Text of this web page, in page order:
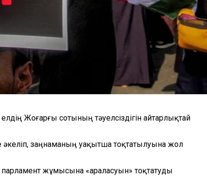
Жоғарғы сотының тәуелсіздігін айтарлықтай
заңнаманың уақытша тоқтатылуына жол
парламент жұмысына «араласуын» тоқтатуды